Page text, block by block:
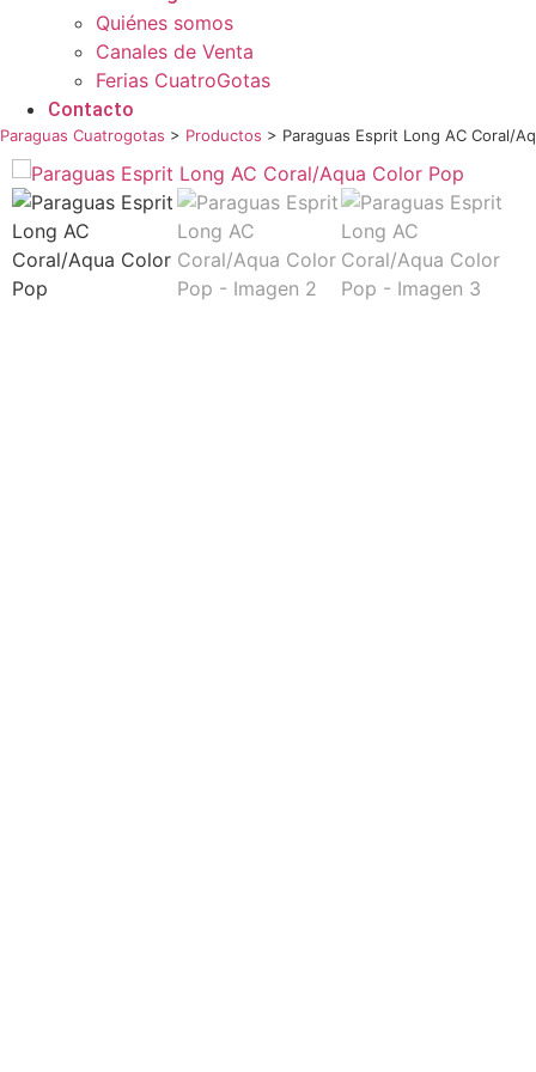
Quiénes somos
Canales de Venta
Ferias CuatroGotas
Contacto
Paraguas Cuatrogotas > Productos > Paraguas Esprit Long AC Coral/